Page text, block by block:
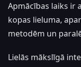
Apmācības laiks ir
kopas lieluma,
metodēm un
Lielās mākslīgā